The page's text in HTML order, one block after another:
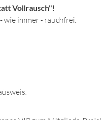
Vollrausch"!
wie immer - rauchfrei.